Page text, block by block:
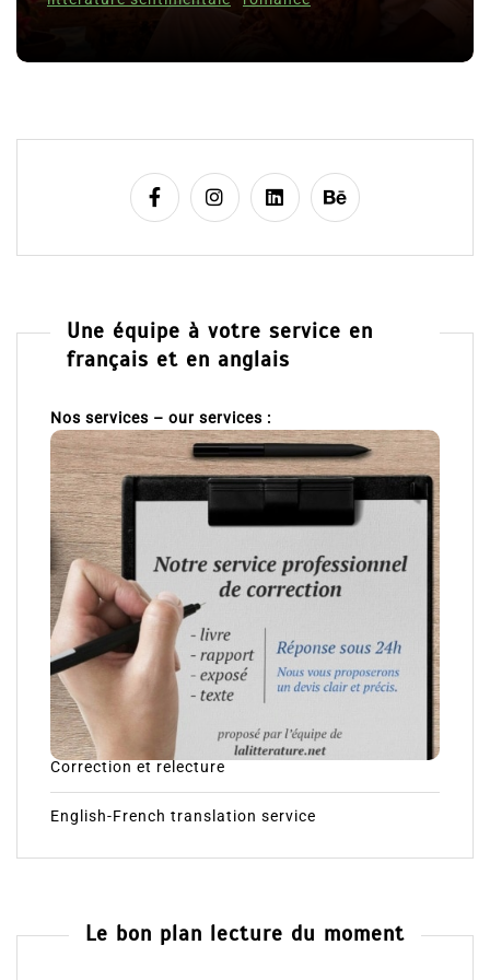
e
Une équipe à votre service en
français et en anglais
Nos services – our services :
Correction et relecture
English-French translation service
Le bon plan lecture du moment